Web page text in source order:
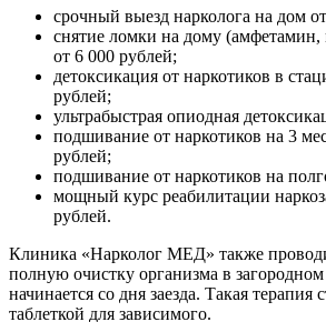
срочный выезд нарколога на дом
снятие ломки на дому
от 6 000 рублей;
детоксикация от наркотиков в
рублей;
ультрабыстрая опиодная
подшивание от наркотиков на 3
рублей;
подшивание от наркотиков на
мощный курс реабилитации
рублей.
Клиника «Нарколог МЕД» также
полную очистку организма в
начинается со дня заезда. Такая терапия
таблеткой для зависимого.